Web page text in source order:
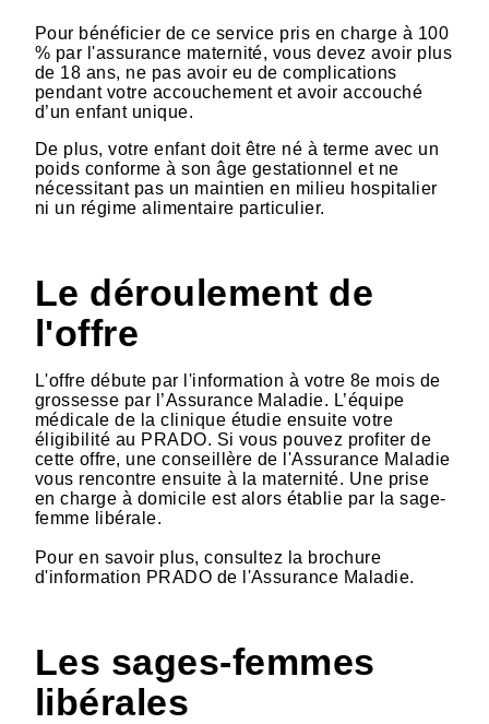
Pour bénéficier de ce service pris en charge à 100
% par l'assurance maternité, vous devez avoir plus
de 18 ans, ne pas avoir eu de complications
pendant votre accouchement et avoir accouché
d’un enfant unique.
De plus, votre enfant doit être né à terme avec un
poids conforme à son âge gestationnel et ne
nécessitant pas un maintien en milieu hospitalier
ni un régime alimentaire particulier.
Le déroulement de
l'offre
L'offre débute par l'information à votre 8e mois de
grossesse par l’Assurance Maladie. L’équipe
médicale de la clinique étudie ensuite votre
éligibilité au PRADO. Si vous pouvez profiter de
cette offre, une conseillère de l'Assurance Maladie
vous rencontre ensuite à la maternité. Une prise
en charge à domicile est alors établie par la sage-
femme libérale.
Pour en savoir plus, consultez la brochure
d'information PRADO de l'Assurance Maladie.
Les sages-femmes
libérales